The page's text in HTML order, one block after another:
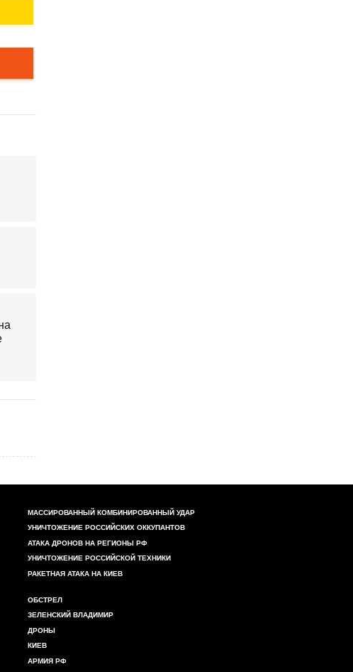
МАССИРОВАННЫЙ КОМБИНИРОВАННЫЙ УДАР
УНИЧТОЖЕНИЕ РОССИЙСКИХ ОККУПАНТОВ
АТАКА ДРОНОВ НА РЕГИОНЫ РФ
УНИЧТОЖЕНИЕ РОССИЙСКОЙ ТЕХНИКИ
РАКЕТНАЯ АТАКА НА КИЕВ
ОБСТРЕЛ
ЗЕЛЕНСКИЙ ВЛАДИМИР
ДРОНЫ
КИЕВ
АРМИЯ РФ